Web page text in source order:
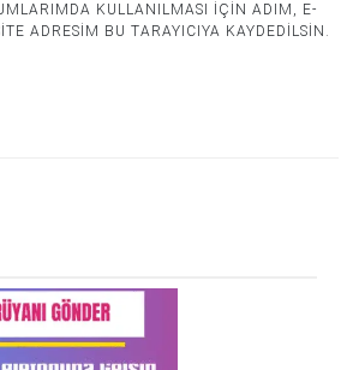
KULLANILMASI IÇIN ADIM, E-
ADRESIM BU TARAYICIYA KAYDEDILSIN.